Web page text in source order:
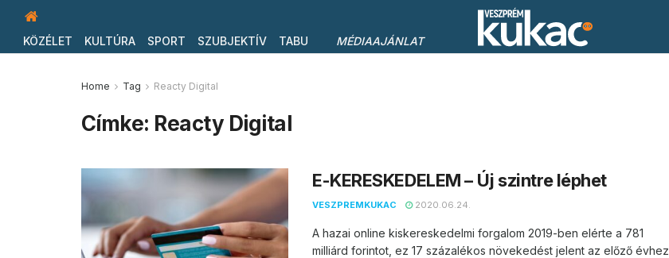
KÖZÉLET KULTÚRA SPORT SZUBJEKTÍV TABU MÉDIAAJÁNLAT
Home Tag Reacty Digital
Címke: Reacty Digital
E-KERESKEDELEM – Új szintre léphet
VESZPREMKUKAC 2020.06.24.
A hazai online kiskereskedelmi forgalom 2019-ben elérte a 781
milliárd forintot, ez 17 százalékos növekedést jelent az előző évhez